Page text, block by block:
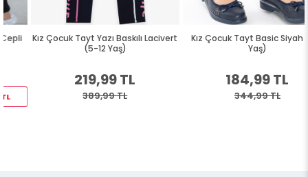
Kız Çocuk Tayt Yazı Baskılı Lacivert
(5-12 Yaş)
219,99 TL
389,99 TL
Kız Çocuk Tayt Basic Siyah (2-3
184,99 TL
344,99 TL